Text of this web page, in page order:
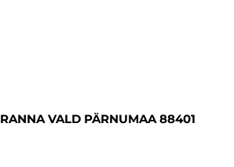
VALD PÄRNUMAA 88401